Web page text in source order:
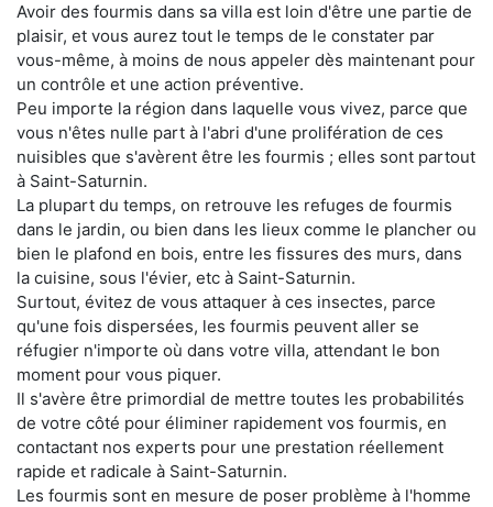
Avoir des fourmis dans sa villa est loin d'être une partie de
plaisir, et vous aurez tout le temps de le constater par
vous-même, à moins de nous appeler dès maintenant pour
un contrôle et une action préventive.
Peu importe la région dans laquelle vous vivez, parce que
vous n'êtes nulle part à l'abri d'une prolifération de ces
nuisibles que s'avèrent être les fourmis ; elles sont partout
à Saint-Saturnin.
La plupart du temps, on retrouve les refuges de fourmis
dans le jardin, ou bien dans les lieux comme le plancher ou
bien le plafond en bois, entre les fissures des murs, dans
la cuisine, sous l'évier, etc à Saint-Saturnin.
Surtout, évitez de vous attaquer à ces insectes, parce
qu'une fois dispersées, les fourmis peuvent aller se
réfugier n'importe où dans votre villa, attendant le bon
moment pour vous piquer.
Il s'avère être primordial de mettre toutes les probabilités
de votre côté pour éliminer rapidement vos fourmis, en
contactant nos experts pour une prestation réellement
rapide et radicale à Saint-Saturnin.
Les fourmis sont en mesure de poser problème à l'homme